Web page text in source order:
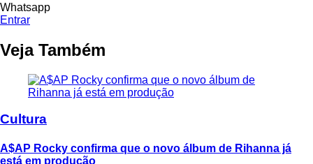
Whatsapp
Entrar
Veja Também
Cultura
A$AP Rocky confirma que o novo álbum de Rihanna já
está em produção